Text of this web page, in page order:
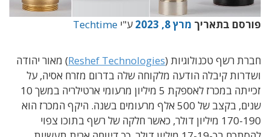
פורסם בתאריך מרץ 8, 2023 ע"י Techtime
חברת רשף טכנולוגיות (Reshef Technologies) מאור יהודה
ושדרות קיבלה הודעה מלקוחה שלה בדרום מזרח אסיה, על
זכייתה במכרז לאספקת 5 מיליון מרעומי ארטילריה במשך 10
שנים, בקצב של 500 אלף מרעומים בשנה. היקף המכרז הוא
170-190 מיליון דולר, כאשר חלקה של רשף בתוכו צפוי